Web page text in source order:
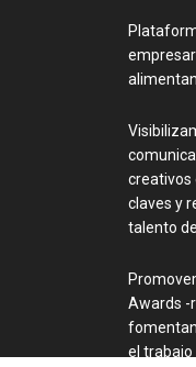
creativos
claves y
talento
Awards -
el trabajo